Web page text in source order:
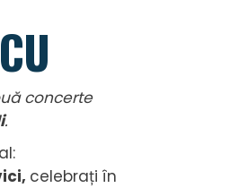
concerte
.
, celebrați în